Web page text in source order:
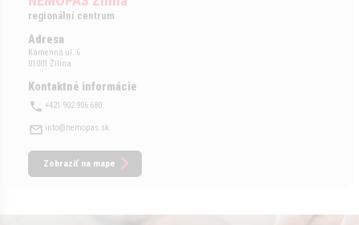
regionální centrum
Adresa
Kamenná ul. 6
01001 Žilina
Kontaktné informácie
+421 902 906 680
info@nemopas.sk
Zobraziť na mape